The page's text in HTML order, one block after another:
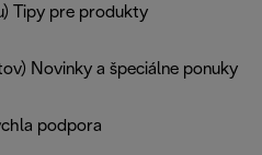
Tipy pre produkty
Novinky a špeciálne ponuky
podpora